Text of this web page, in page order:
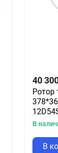
40
Ротор
В
В